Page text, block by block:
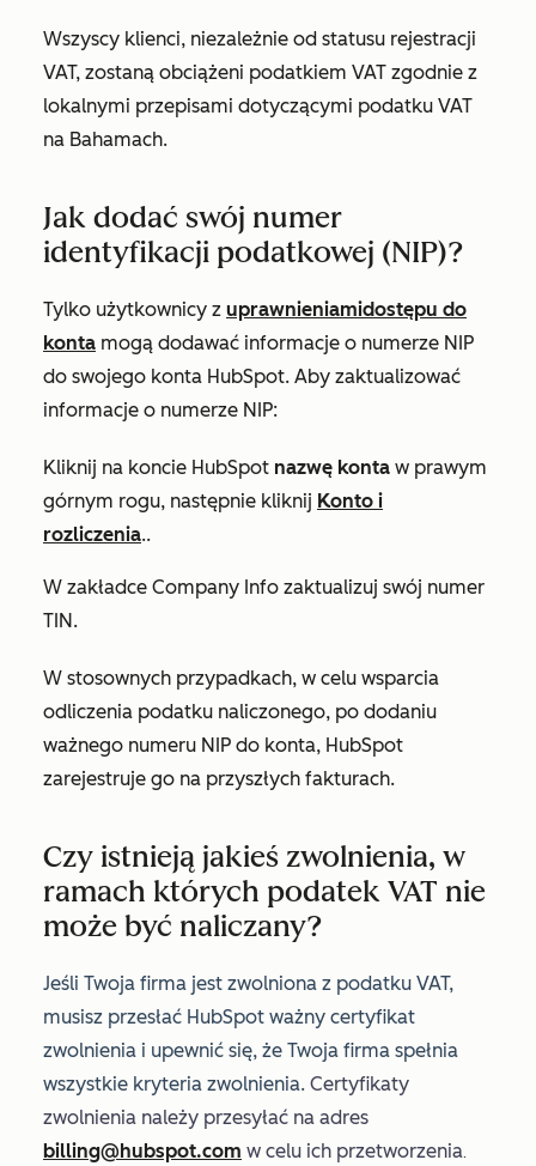
Wszyscy klienci, niezależnie od statusu rejestracji
VAT, zostaną obciążeni podatkiem VAT zgodnie z
lokalnymi przepisami dotyczącymi podatku VAT
na Bahamach.
Jak dodać swój numer
identyfikacji podatkowej (NIP)?
Tylko użytkownicy z uprawnieniamidostępu do
konta mogą dodawać informacje o numerze NIP
do swojego konta HubSpot. Aby zaktualizować
informacje o numerze NIP:
Kliknij na koncie HubSpot nazwę konta w prawym
górnym rogu, następnie kliknij Konto i
rozliczenia..
W zakładce Company Info zaktualizuj swój numer
TIN.
W stosownych przypadkach, w celu wsparcia
odliczenia podatku naliczonego, po dodaniu
ważnego numeru NIP do konta, HubSpot
zarejestruje go na przyszłych fakturach.
Czy istnieją jakieś zwolnienia, w
ramach których podatek VAT nie
może być naliczany?
Jeśli Twoja firma jest zwolniona z podatku VAT,
musisz przesłać HubSpot ważny certyfikat
zwolnienia i upewnić się, że Twoja firma spełnia
wszystkie kryteria zwolnienia. Certyfikaty
zwolnienia należy przesyłać na adres
billing@hubspot.com w celu ich przetworzenia.